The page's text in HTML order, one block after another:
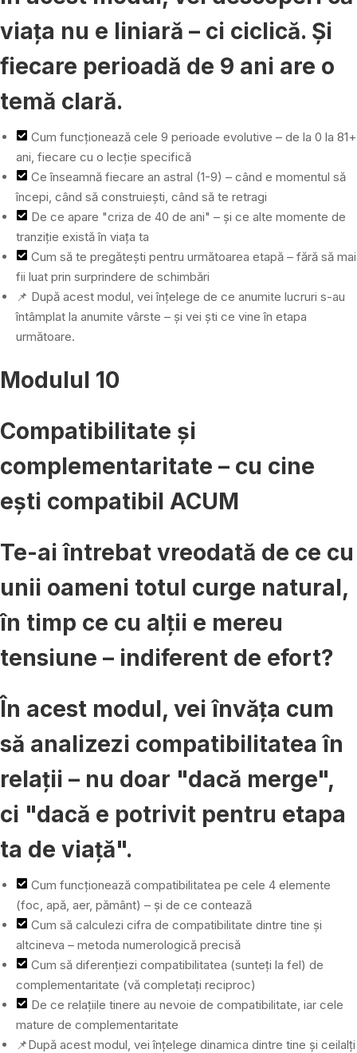
viața nu e liniară – ci ciclică. Și
fiecare perioadă de 9 ani are o
temă clară.
Cum funcționează cele 9 perioade evolutive – de la 0 la 81+
ani, fiecare cu o lecție specifică
Ce înseamnă fiecare an astral (1-9) – când e momentul să
începi, când să construiești, când să te retragi
De ce apare "criza de 40 de ani" – și ce alte momente de
tranziție există în viața ta
Cum să te pregătești pentru următoarea etapă – fără să mai
fii luat prin surprindere de schimbări
📌 După acest modul, vei înțelege de ce anumite lucruri s-au
întâmplat la anumite vârste – și vei ști ce vine în etapa
următoare.
Modulul 10
Compatibilitate și
complementaritate – cu cine
ești compatibil ACUM
Te-ai întrebat vreodată de ce cu
unii oameni totul curge natural,
în timp ce cu alții e mereu
tensiune – indiferent de efort?
În acest modul, vei învăța cum
să analizezi compatibilitatea în
relații – nu doar "dacă merge",
ci "dacă e potrivit pentru etapa
ta de viață".
Cum funcționează compatibilitatea pe cele 4 elemente
(foc, apă, aer, pământ) – și de ce contează
Cum să calculezi cifra de compatibilitate dintre tine și
altcineva – metoda numerologică precisă
Cum să diferențiezi compatibilitatea (sunteți la fel) de
complementaritate (vă completați reciproc)
De ce relațiile tinere au nevoie de compatibilitate, iar cele
mature de complementaritate
📌După acest modul, vei înțelege dinamica dintre tine și ceilalți